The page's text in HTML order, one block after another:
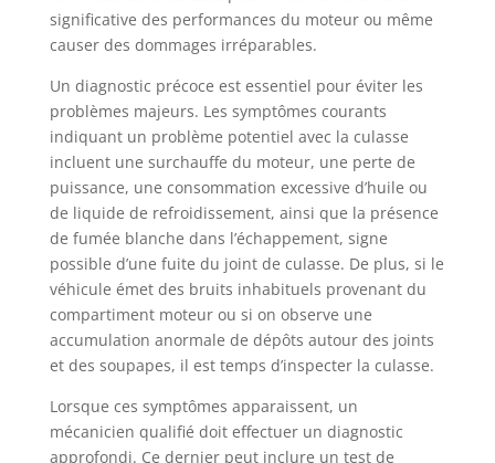
significative des performances du moteur ou même
causer des dommages irréparables.
Un diagnostic précoce est essentiel pour éviter les
problèmes majeurs. Les symptômes courants
indiquant un problème potentiel avec la culasse
incluent une surchauffe du moteur, une perte de
puissance, une consommation excessive d’huile ou
de liquide de refroidissement, ainsi que la présence
de fumée blanche dans l’échappement, signe
possible d’une fuite du joint de culasse. De plus, si le
véhicule émet des bruits inhabituels provenant du
compartiment moteur ou si on observe une
accumulation anormale de dépôts autour des joints
et des soupapes, il est temps d’inspecter la culasse.
Lorsque ces symptômes apparaissent, un
mécanicien qualifié doit effectuer un diagnostic
approfondi. Ce dernier peut inclure un test de